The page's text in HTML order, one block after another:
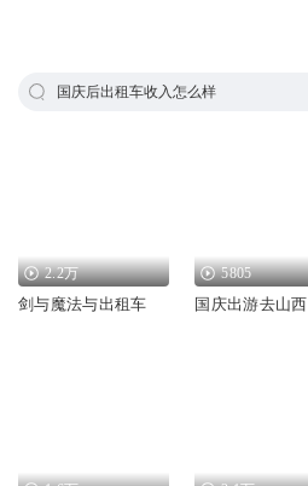
国庆后出租车收入怎么样
2.2万
剑与魔法与出租车
5805
国庆出游去山西